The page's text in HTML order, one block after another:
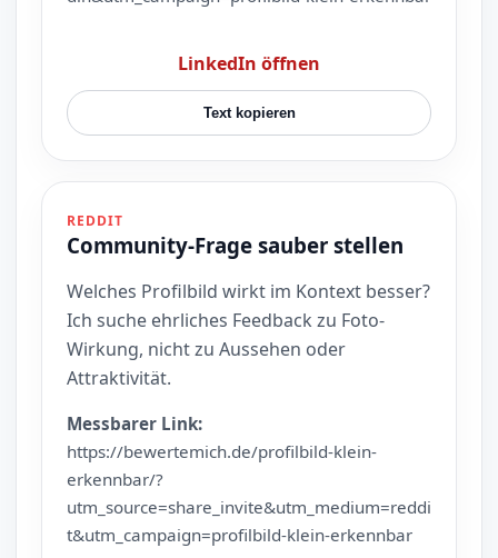
LinkedIn öffnen
Text kopieren
REDDIT
Community-Frage sauber stellen
Welches Profilbild wirkt im Kontext besser?
Ich suche ehrliches Feedback zu Foto-
Wirkung, nicht zu Aussehen oder
Attraktivität.
Messbarer Link:
https://bewertemich.de/profilbild-klein-
erkennbar/?
utm_source=share_invite&utm_medium=reddi
t&utm_campaign=profilbild-klein-erkennbar